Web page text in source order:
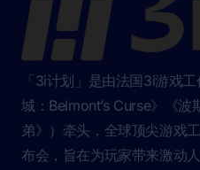
「3i计划」是由法国3i游戏
城：Belmont’s Curse》《
弟》）牵头，全球顶尖游戏
布会，旨在为玩家带来激动